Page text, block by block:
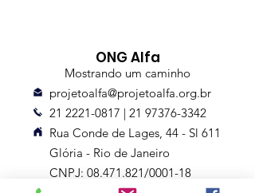
ONG Alfa
Mostrando um caminho
projetoalfa@projetoalfa.org.br
21 2221-0817 | 21 97376-3342
Rua Conde de Lages, 44 - Sl 611
Glória - Rio de Janeiro
CNPJ: 08.471.821/0001-18